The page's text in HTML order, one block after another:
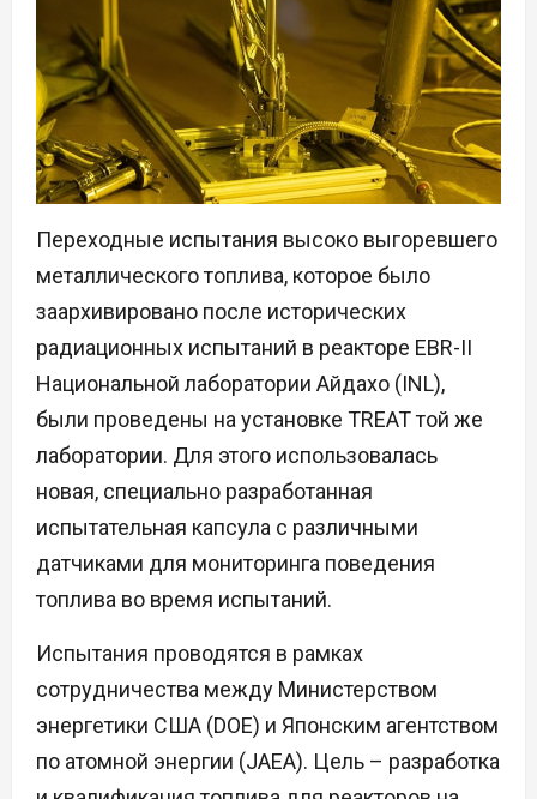
Переходные испытания высоко выгоревшего
металлического топлива, которое было
заархивировано после исторических
радиационных испытаний в реакторе EBR-II
Национальной лаборатории Айдахо (INL),
были проведены на установке TREAT той же
лаборатории. Для этого использовалась
новая, специально разработанная
испытательная капсула с различными
датчиками для мониторинга поведения
топлива во время испытаний.
Испытания проводятся в рамках
сотрудничества между Министерством
энергетики США (DOE) и Японским агентством
по атомной энергии (JAEA). Цель – разработка